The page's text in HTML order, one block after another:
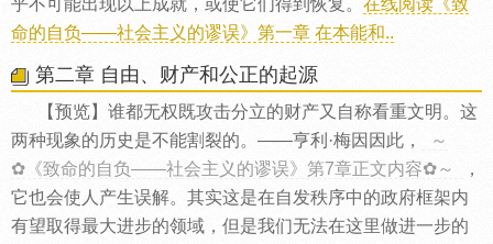
乎不可能出现以上成就，或使它们得到恢复。 在线阅读《致
命的自负——社会主义的谬误》第一章 在本能和..
第二章 自由、财产和公正的起源
【预览】谁都无权既攻击分立的财产又自称看重文明。这
两种现象的历史是不能割裂的。——亨利·梅因因此，
～
✿《致命的自负——社会主义的谬误》第7章正文内容✿～
，
它也会使人产生误解。其实这是在自发秩序中的政府框架内
有望取得最大进步的领域，但是我们无法在这里做进一步的